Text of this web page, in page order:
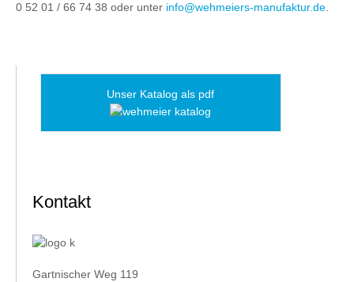
0 52 01 / 66 74 38 oder unter info@wehmeiers-manufaktur.de.
Unser Katalog als pdf
Kontakt
Gartnischer Weg 119